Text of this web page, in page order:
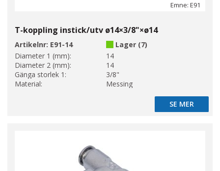
Emne: E91
T-koppling instick/utv ø14×3/8"×ø14
Artikelnr: E91-14
Lager (7)
Diameter 1 (mm):
14
Diameter 2 (mm):
14
Gänga storlek 1:
3/8"
Material:
Messing
SE MER
SE MER